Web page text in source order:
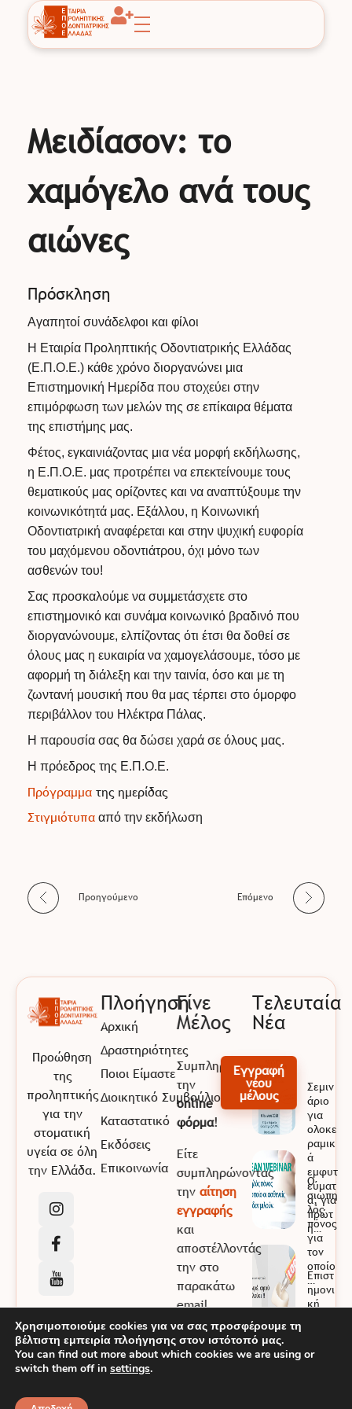
EPOE
Εταιρία Προληπτικής Οδοντιατρικής Ελλάδας
Μειδίασον: το
χαμόγελο ανά τους
αιώνες
Πρόσκληση
Αγαπητοί συνάδελφοι και φίλοι
Η Εταιρία Προληπτικής Οδοντιατρικής Ελλάδας
(Ε.Π.Ο.Ε.) κάθε χρόνο διοργανώνει μια
Επιστημονική Ημερίδα που στοχεύει στην
επιμόρφωση των μελών της σε επίκαιρα θέματα
της επιστήμης μας.
Φέτος, εγκαινιάζοντας μια νέα μορφή εκδήλωσης,
η Ε.Π.Ο.Ε. μας προτρέπει να επεκτείνουμε τους
θεματικούς μας ορίζοντες και να αναπτύξουμε την
κοινωνικότητά μας. Εξάλλου, η Κοινωνική
Οδοντιατρική αναφέρεται και στην ψυχική ευφορία
του μαχόμενου οδοντιάτρου, όχι μόνο των
ασθενών του!
Σας προσκαλούμε να συμμετάσχετε στο
επιστημονικό και συνάμα κοινωνικό βραδινό που
διοργανώνουμε, ελπίζοντας ότι έτσι θα δοθεί σε
όλους μας η ευκαιρία να χαμογελάσουμε, τόσο με
αφορμή τη διάλεξη και την ταινία, όσο και με τη
ζωντανή μουσική που θα μας τέρπει στο όμορφο
περιβάλλον του Ηλέκτρα Πάλας.
Η παρουσία σας θα δώσει χαρά σε όλους μας.
Η πρόεδρος της Ε.Π.Ο.Ε.
Πρόγραμμα της ημερίδας
Στιγμιότυπα από την εκδήλωση
Προηγούμενο Επόμενο
Προώθηση
της
προληπτικής
για την
στοματική
υγεία σε όλη
την Ελλάδα.
Πλοήγηση
Αρχική
Δραστηριότητες
Ποιοι Είμαστε
Διοικητικό Συμβούλιο
Καταστατικό
Εκδόσεις
Επικοινωνία
Τελευταία
Νέα
Σεμιν
άριο
για
ολοκε
ραμικ
ά
εμφυτ
εύματ
α, για
πρώτ
η…
Ο
σιωπη
λός
πόνος
για
τον
οποίο
…
Επιστ
ημονι
κή
μωρέ,
Γίνε
Μέλος
Συμπληρώνοντας
την
online
φόρμα!
Εγγραφή
νέου
μέλους
Είτε
συμπληρώνοντας
την αίτηση
εγγραφής
και
αποστέλλοντάς
την στο
παρακάτω
email
info@epoe.gr
© 2026 EPOE. All rights reserved. Powered by
Χρησιμοποιούμε cookies για να σας προσφέρουμε τη
βέλτιστη εμπειρία πλοήγησης στον ιστότοπό μας.
You can find out more about which cookies we are using or
switch them off in settings.